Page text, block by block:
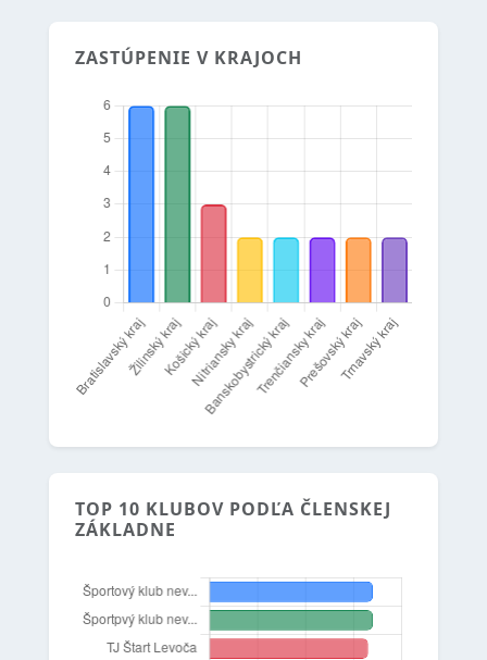
ZASTÚPENIE V KRAJOCH
TOP 10 KLUBOV PODĽA ČLENSKEJ
ZÁKLADNE